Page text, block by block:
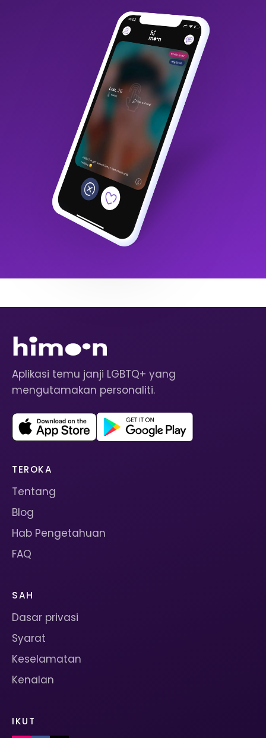
Aplikasi temu janji LGBTQ+ yang
mengutamakan personaliti.
TEROKA
Tentang
Blog
Hab Pengetahuan
FAQ
SAH
Dasar privasi
Syarat
Keselamatan
Kenalan
IKUT